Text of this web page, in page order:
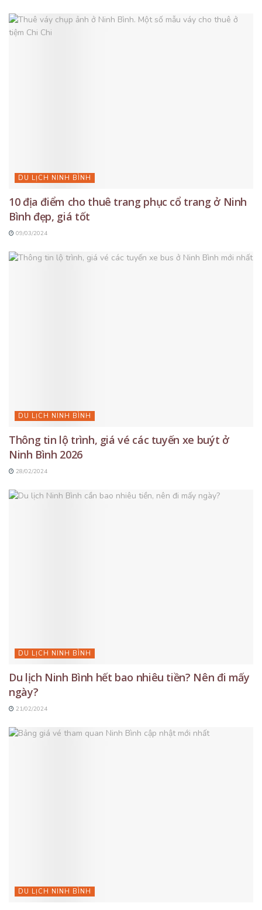
DU LỊCH NINH BÌNH
10 địa điểm cho thuê trang phục cổ trang ở Ninh
Bình đẹp, giá tốt
09/03/2024
DU LỊCH NINH BÌNH
Thông tin lộ trình, giá vé các tuyến xe buýt ở
Ninh Bình 2026
28/02/2024
DU LỊCH NINH BÌNH
Du lịch Ninh Bình hết bao nhiêu tiền? Nên đi mấy
ngày?
21/02/2024
DU LỊCH NINH BÌNH